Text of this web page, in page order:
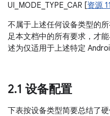
UI_MODE_TYPE_CAR [资源
不属于上述任何设备类型的
足本文档中的所有要求，才
述为仅适用于上述特定
2.1 设备配置
下表按设备类型简要总结了